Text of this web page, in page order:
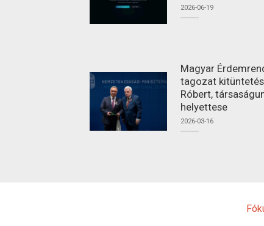
2026-06-19
Magyar
tagozat
Róbert,
helyettese
2026-03-16